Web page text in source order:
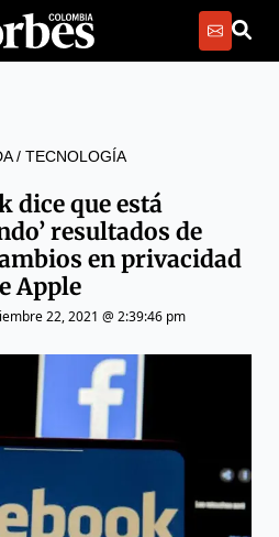
/ TECNOLOGÍA
dice que está
resultados de
en privacidad
Apple
22, 2021 @ 2:39:46 pm